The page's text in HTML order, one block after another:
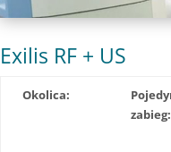
Exilis RF + US
Okolica:
zabieg: